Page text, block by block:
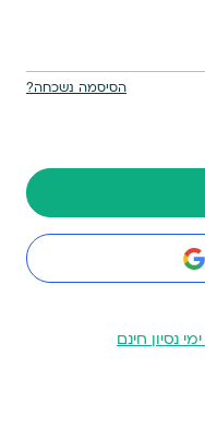
הסיסמה נשכחה?